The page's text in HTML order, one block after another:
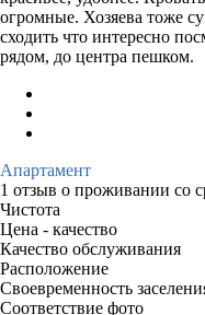
огромные. Хозяева тоже
сходить что интересно
рядом, до центра пешком.
Апартамент
1 отзыв о проживании со
Чистота
Цена - качество
Качество обслуживания
Расположение
Своевременность
Соответствие фото